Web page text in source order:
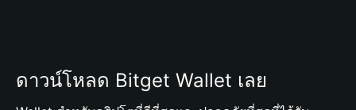
ดาวน์โหลด Bitget Wallet เลย